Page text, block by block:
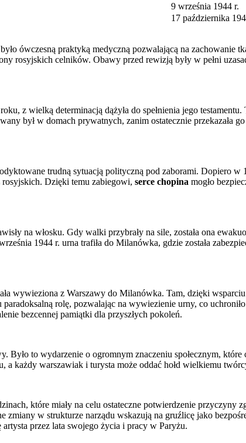
9 września 1944 r.
17 października
ówczesną praktyką medyczną pozwalającą na
rosyjskich celników. Obawy przed rewizją były w pełni
z wielką determinacją dążyła do spełnienia jego
był w domach prywatnych, zanim ostatecznie przekazała
trudną sytuacją polityczną pod zaborami. Dopiero
Dzięki temu zabiegowi, serce chopina mogło
na włosku. Gdy walki przybrały na sile, została ona
1944 r. urna trafiła do Milanówka, gdzie została
wywieziona z Warszawy do Milanówka. Tam, dzięki
rolę, pozwalając na wywiezienie urny, co
bezcennej pamiątki dla przyszłych pokoleń.
Było to wydarzenie o ogromnym znaczeniu społecznym,
a każdy warszawiak i turysta może oddać hołd wielkiemu
które miały na celu ostateczne potwierdzenie przyczyny
zmiany w strukturze narządu wskazują na gruźlicę jako
przez lata swojego życia i pracy w Paryżu.